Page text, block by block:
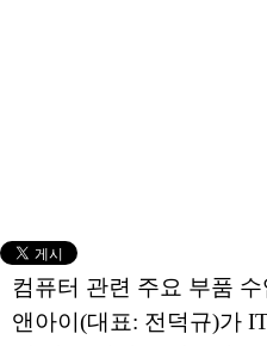
컴퓨터 관련 주요 부품
앤아이(대표: 전덕규)가